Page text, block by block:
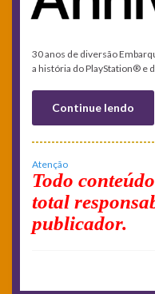
30 anos de diversão
a história do PlayStation® e
Continue lendo
Atenção
Todo
total
publicador.